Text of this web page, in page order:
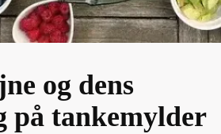
og dens
på tankemylder